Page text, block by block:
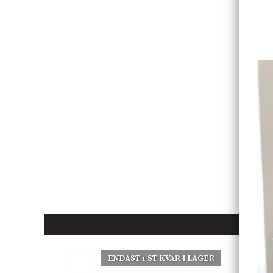
ENDAST 1 ST KVAR I LAGER